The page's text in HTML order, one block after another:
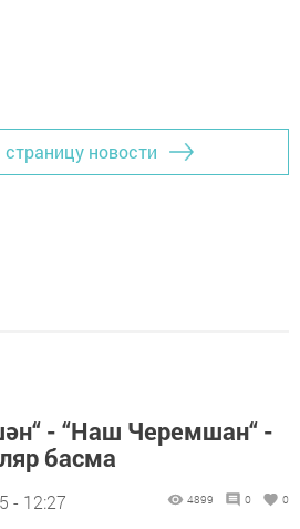
страницу новости
- “Наш Черемшан“ -
басма
- 12:27 4899 0 0